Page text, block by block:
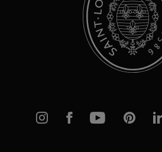
Instagram
FacebookYouTube